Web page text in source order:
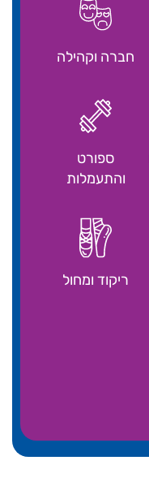
חברה וקהילה
ספורט
והתעמלות
ריקוד ומחול